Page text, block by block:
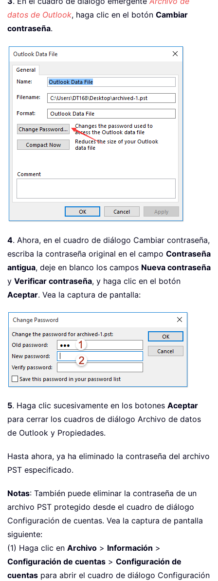
datos de Outlook, haga clic en el botón Cambiar
contraseña.
4. Ahora, en el cuadro de diálogo Cambiar contraseña,
escriba la contraseña original en el campo Contraseña
antigua, deje en blanco los campos Nueva contraseña
y Verificar contraseña, y haga clic en el botón
Aceptar. Vea la captura de pantalla:
5. Haga clic sucesivamente en los botones Aceptar
para cerrar los cuadros de diálogo Archivo de datos
de Outlook y Propiedades.
Hasta ahora, ya ha eliminado la contraseña del archivo
PST especificado.
Notas: También puede eliminar la contraseña de un
archivo PST protegido desde el cuadro de diálogo
Configuración de cuentas. Vea la captura de pantalla
siguiente:
(1) Haga clic en Archivo > Información >
Configuración de cuentas > Configuración de
cuentas para abrir el cuadro de diálogo Configuración